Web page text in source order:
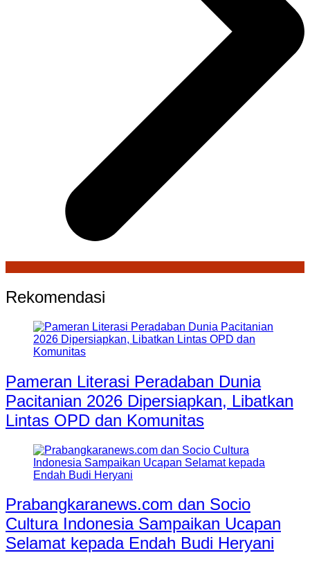
Rekomendasi
Pameran Literasi Peradaban Dunia
Pacitanian 2026 Dipersiapkan, Libatkan
Lintas OPD dan Komunitas
Prabangkaranews.com dan Socio
Cultura Indonesia Sampaikan Ucapan
Selamat kepada Endah Budi Heryani